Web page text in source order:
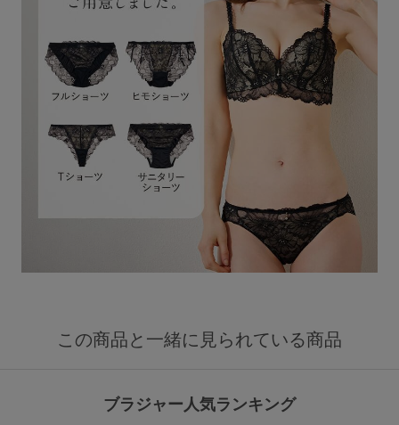
この商品と一緒に見られている商品
ブラジャー人気ランキング